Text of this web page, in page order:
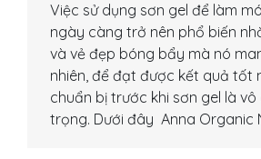
Việc sử dụng sơn gel để làm
ngày càng trở nên phổ biến
và vẻ đẹp bóng bẩy mà nó
nhiên, để đạt được kết quả tốt
chuẩn bị trước khi sơn gel là
trọng. Dưới đây Anna Organic